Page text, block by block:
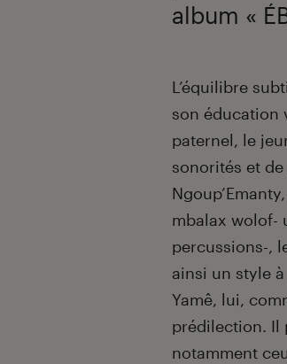
album «
L’équilibre
son éducation
paternel, le
sonorités et
mbalax wolof-
percussions-,
ainsi un style
Yamê, lui,
prédilection. Il
notamment